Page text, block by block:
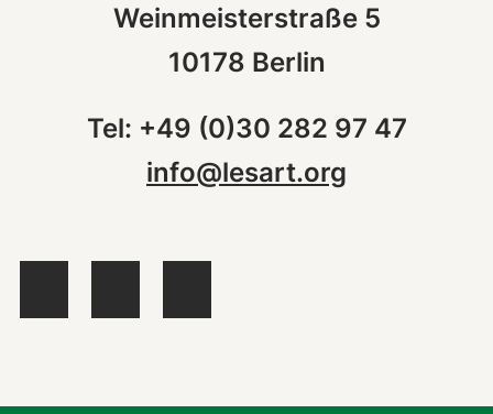
Weinmeisterstraße 5
10178 Berlin
Tel: +49 (0)30 282 97 47
info@lesart.org